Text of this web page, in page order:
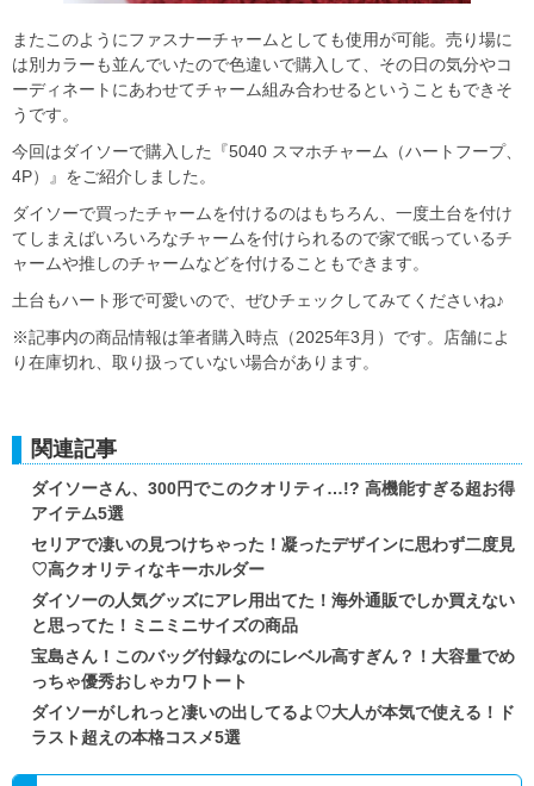
またこのようにファスナーチャームとしても使用が可能。売り場に
は別カラーも並んでいたので色違いで購入して、その日の気分やコ
ーディネートにあわせてチャーム組み合わせるということもできそ
うです。
今回はダイソーで購入した『5040 スマホチャーム（ハートフープ、
4P）』をご紹介しました。
ダイソーで買ったチャームを付けるのはもちろん、一度土台を付け
てしまえばいろいろなチャームを付けられるので家で眠っているチ
ャームや推しのチャームなどを付けることもできます。
土台もハート形で可愛いので、ぜひチェックしてみてくださいね♪
※記事内の商品情報は筆者購入時点（2025年3月）です。店舗によ
り在庫切れ、取り扱っていない場合があります。
関連記事
ダイソーさん、300円でこのクオリティ…!? 高機能すぎる超お得
アイテム5選
セリアで凄いの見つけちゃった！凝ったデザインに思わず二度見
♡高クオリティなキーホルダー
ダイソーの人気グッズにアレ用出てた！海外通販でしか買えない
と思ってた！ミニミニサイズの商品
宝島さん！このバッグ付録なのにレベル高すぎん？！大容量でめ
っちゃ優秀おしゃカワトート
ダイソーがしれっと凄いの出してるよ♡大人が本気で使える！ド
ラスト超えの本格コスメ5選